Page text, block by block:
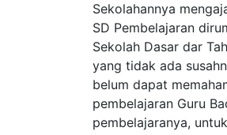
Sekolahannya
SD Pembelajaran
Sekolah Dasar dar
yang tidak ada
belum dapat
pembelajaran Guru
pembelajaranya,